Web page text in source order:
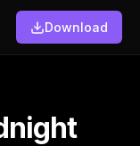
Download